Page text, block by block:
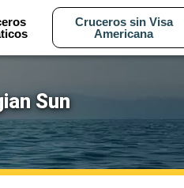
Cruceros sin Visa
Americana
Sun